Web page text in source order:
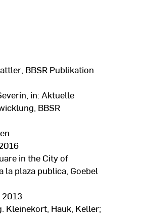
BBSR Publikation
in: Aktuelle
BBSR
in the City of
la plaza publica, Goebel
2013
Kleinekort, Hauk, Keller;